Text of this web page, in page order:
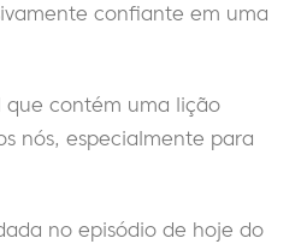
confiante em uma
que contém uma lição
nós, especialmente para
no episódio de hoje do